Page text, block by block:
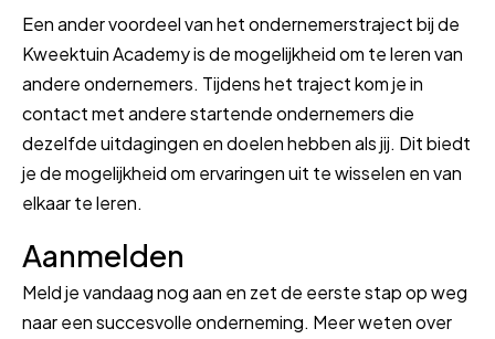
Een ander voordeel van het ondernemerstraject bij de
Kweektuin Academy is de mogelijkheid om te leren van
andere ondernemers. Tijdens het traject kom je in
contact met andere startende ondernemers die
dezelfde uitdagingen en doelen hebben als jij. Dit biedt
je de mogelijkheid om ervaringen uit te wisselen en van
elkaar te leren.
Aanmelden
Meld je vandaag nog aan en zet de eerste stap op weg
naar een succesvolle onderneming. Meer weten over